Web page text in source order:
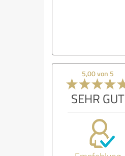
5,00 von 5
SEHR GUT